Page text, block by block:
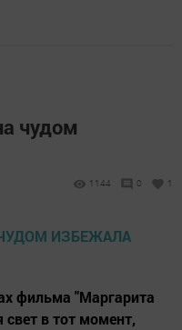
чудом
1144 0 1
фильма "Маргарита
в тот момент,